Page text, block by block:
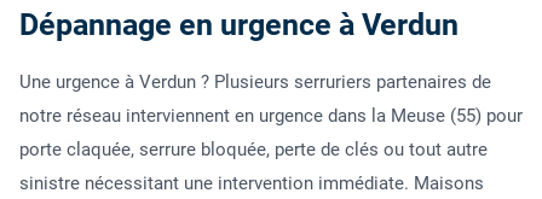
Dépannage en urgence à Verdun
Une urgence à Verdun ? Plusieurs serruriers partenaires de
notre réseau interviennent en urgence dans la Meuse (55) pour
porte claquée, serrure bloquée, perte de clés ou tout autre
sinistre nécessitant une intervention immédiate. Maisons